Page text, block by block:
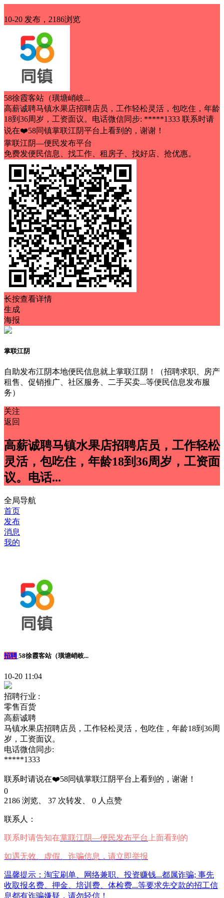
10-20 发布，2186浏览
58徐霞客站（璜塘峭岐...
高薪诚聘马镇水果店招聘店员，工作轻松灵活，包吃住，年龄
18到36周岁，工资面议。电话微信同步: *****1333 联系时请
说在❤️58同镇掌联江阴平台上看到的，谢谢！
掌联江阴—便民发布平台
免费发便民信息、找工作、租房子、找好店、抢优惠。
长按查看详情
生成
海报
掌联江阴
自助发布江阴本地便民信息就上掌联江阴！（招聘求职、房产
租售、促销推广、社区服务、二手买卖...等便民信息发布服
务）
关注
返回
高薪诚聘马镇水果店招聘店员，工作轻松
灵活，包吃住，年龄18到36周岁，工资面
议。电话...
全局导航
首页
发布
消息
我的
招聘 58徐霞客站（璜塘峭岐...
10-20 11:04
招聘行业 :
零售百货
高薪诚聘
马镇水果店招聘店员，工作轻松灵活，包吃住，年龄18到36周
岁，工资面议。
电话微信同步:
*****1333
联系时请说在❤️58同镇掌联江阴平台上看到的，谢谢！
0
2186 浏览、 37 次转发、 0 人点赞
联系人：
联系时请告知在掌联江阴—便民发布平台 上面看到的
如遇无效、虚假、诈骗信息，请立即举报
温馨提示：淘宝刷单、网络兼职、投资赚钱...都属诈骗; 事先
收取报名费、押金、培训费、体检费...等要求先交款的招工信
息都有诈骗嫌疑，请勿轻信！